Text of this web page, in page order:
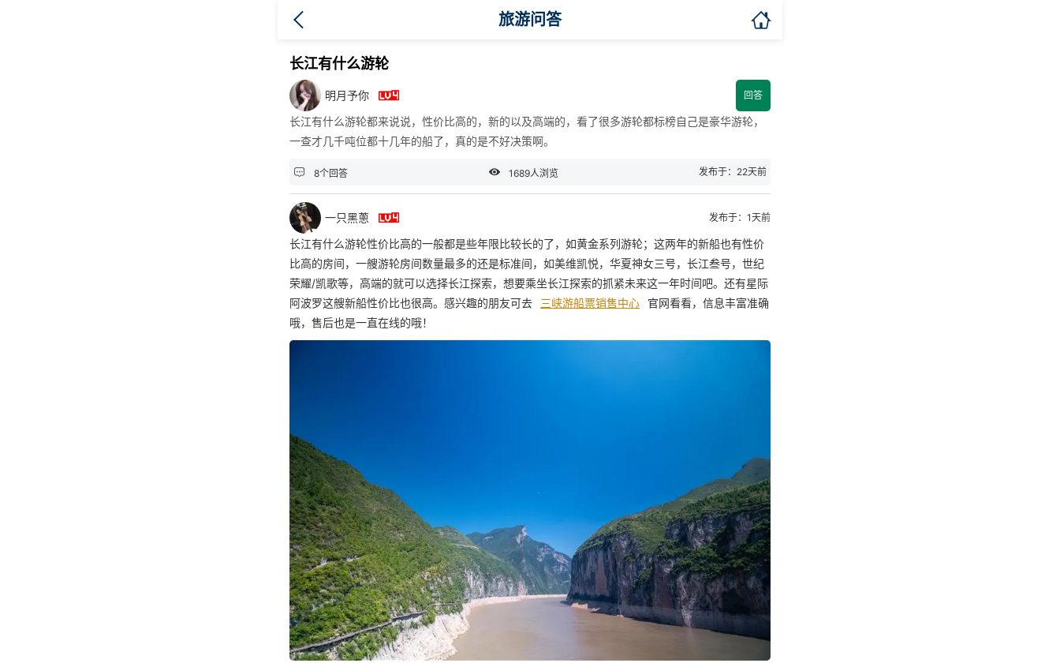
旅游问答 
长江有什么游轮
明月予你  回答
长江有什么游轮都来说说，性价比高的，新的以及高端的，看了很多游轮都标榜自己是豪华游轮，
一查才几千吨位都十几年的船了，真的是不好决策啊。
 8个回答  1689人浏览 发布于：22天前
一只黑蔥  发布于：1天前
长江有什么游轮性价比高的一般都是些年限比较长的了，如黄金系列游轮；这两年的新船也有性价
比高的房间，一艘游轮房间数量最多的还是标准间，如美维凯悦，华夏神女三号，长江叁号，世纪
荣耀/凯歌等，高端的就可以选择长江探索，想要乘坐长江探索的抓紧未来这一年时间吧。还有星际
阿波罗这艘新船性价比也很高。感兴趣的朋友可去
三峡游船票销售中心
官网看看，信息丰富准确
哦，售后也是一直在线的哦！